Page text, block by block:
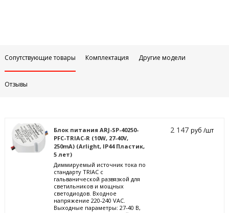
Сопутствующие товары Комплектация Другие модели
Отзывы
Блок питания ARJ-SP-40250-
PFC-TRIAC-R (10W, 27-40V,
250mA) (Arlight, IP44 Пластик,
5 лет)
Диммируемый источник тока по
стандарту TRIAC с
гальванической развязкой для
светильников и мощных
светодиодов. Входное
напряжение 220-240 VAC.
Выходные параметры: 27-40 В,
2 147руб /шт